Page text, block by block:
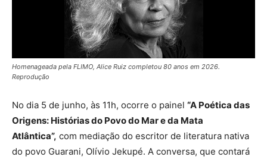
Homenageada pela FLIMO, Alice Ruiz completou 80 anos em 2026.
Reprodução
No dia 5 de junho, às 11h, ocorre o painel “A Poética das
Origens: Histórias do Povo do Mar e da Mata
Atlântica”, com mediação do escritor de literatura nativa
do povo Guarani, Olívio Jekupé. A conversa, que contará